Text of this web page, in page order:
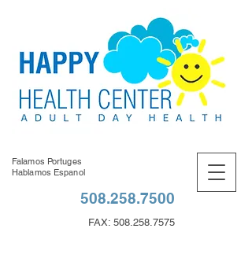
508.258.7500
Falamos Portuges
Hablamos Espanol
FAX: 508.258.7575